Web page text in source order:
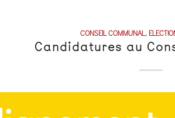
CONSEIL COMMUNAL,
Candidatures au